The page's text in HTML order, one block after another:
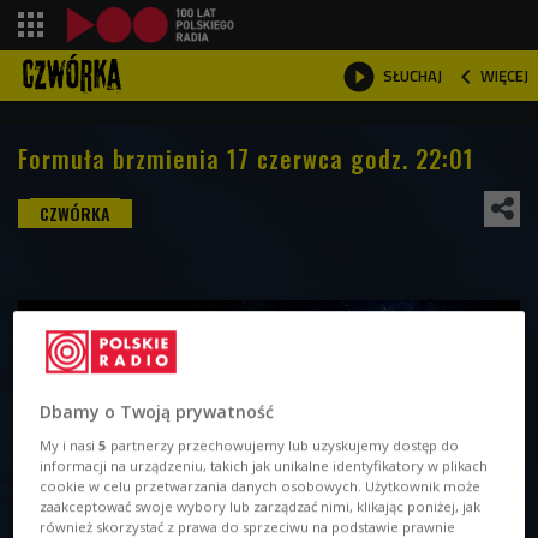
 SŁUCHAJ  WIĘCEJ

Formuła brzmienia 17 czerwca godz. 22:01
Dbamy o Twoją prywatność
My i nasi5 partnerzy przechowujemy lub uzyskujemy dostęp do
informacji na urządzeniu, takich jak unikalne identyfikatory w plikach
cookie w celu przetwarzania danych osobowych. Użytkownik może
zaakceptować swoje wybory lub zarządzać nimi, klikając poniżej, jak
również skorzystać z prawa do sprzeciwu na podstawie prawnie